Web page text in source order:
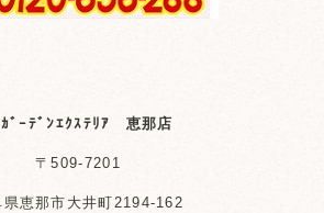
ﾞｰﾃﾞﾝｴｸｽﾃﾘｱ 恵那店
〒509-7201
県恵那市大井町2194-162